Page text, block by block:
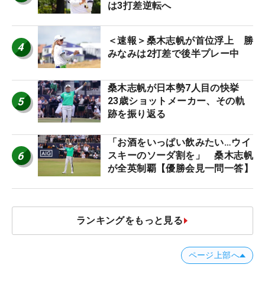
は3打差逆転へ
4
＜速報＞桑木志帆が首位浮上 勝
みなみは2打差で後半プレー中
5
桑木志帆が日本勢7人目の快挙
23歳ショットメーカー、その軌
跡を振り返る
6
「お酒をいっぱい飲みたい…ウイ
スキーのソーダ割を」 桑木志帆
が全英制覇【優勝会見一問一答】
ランキングをもっと見る
ページ上部へ